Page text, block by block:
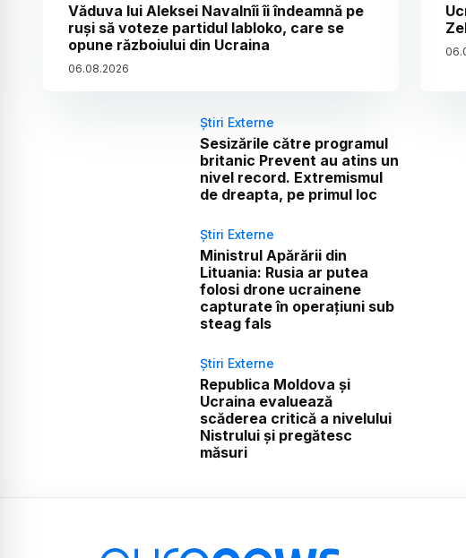
Văduva lui Aleksei Navalnîi îi îndeamnă pe
ruși să voteze partidul Iabloko, care se
opune războiului din Ucraina
06.08.2026
06.
Știri Externe
Sesizările către programul
britanic Prevent au atins un
nivel record. Extremismul
de dreapta, pe primul loc
Știri Externe
Ministrul Apărării din
Lituania: Rusia ar putea
folosi drone ucrainene
capturate în operațiuni sub
steag fals
Știri Externe
Republica Moldova și
Ucraina evaluează
scăderea critică a nivelului
Nistrului și pregătesc
măsuri